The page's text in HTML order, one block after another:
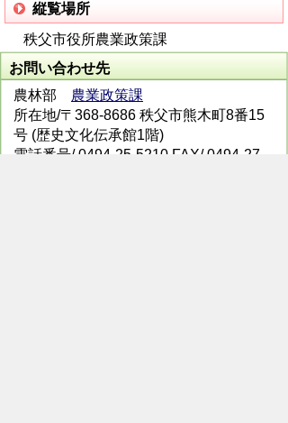
縦覧場所
秩父市役所農業政策課
お問い合わせ先
農林部 農業政策課
所在地/〒368-8686 秩父市熊木町8番15
号 (歴史文化伝承館1階)
電話番号/ 0494-25-5210 FAX/ 0494-27-